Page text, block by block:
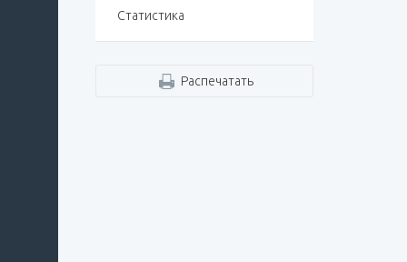
Статистика
Распечатать